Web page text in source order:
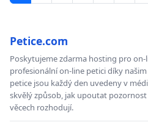
Petice.com
Poskytujeme zdarma hosting pro
profesionální on-line petici díky
petice jsou každý den uvedeny v
skvělý způsob, jak upoutat
věcech rozhodují.